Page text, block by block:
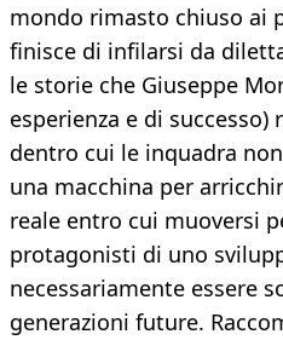
mondo rimasto chiuso ai
finisce di infilarsi da
le storie che Giuseppe
esperienza e di successo)
dentro cui le inquadra
una macchina per
reale entro cui muoversi
protagonisti di uno
necessariamente essere
generazioni future.